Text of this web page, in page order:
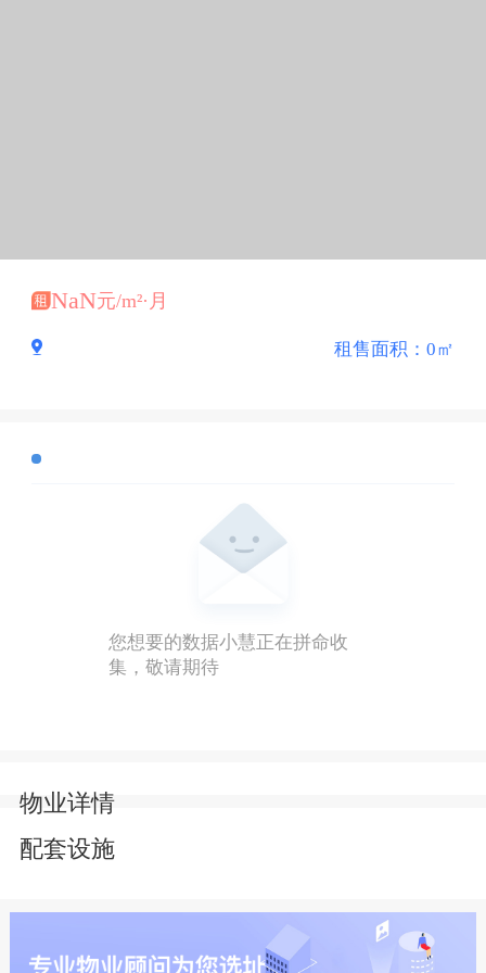
NaN元/m²·月
租售面积：0㎡
您想要的数据小慧正在拼命收
集，敬请期待
物业详情
配套设施